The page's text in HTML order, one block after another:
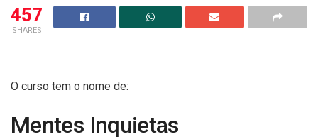
457
SHARES
O curso tem o nome de:
Mentes Inquietas